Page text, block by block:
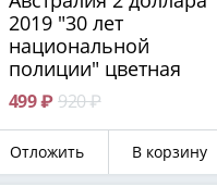
2019 "30 лет
национальной
полиции" цветная
499 ₽ 920 ₽
Отложить В корзину